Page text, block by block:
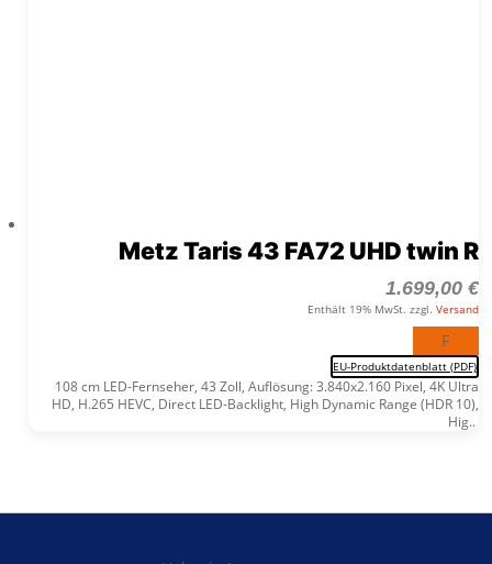
Metz Taris 43 FA72 UHD twin R
1.699,00 €
Enthält 19% MwSt. zzgl. Versand
F
EU-Produktdatenblatt (PDF)
108 cm LED-Fernseher, 43 Zoll, Auflösung: 3.840x2.160 Pixel, 4K Ultra
HD, H.265 HEVC, Direct LED-Backlight, High Dynamic Range (HDR 10),
Hig...